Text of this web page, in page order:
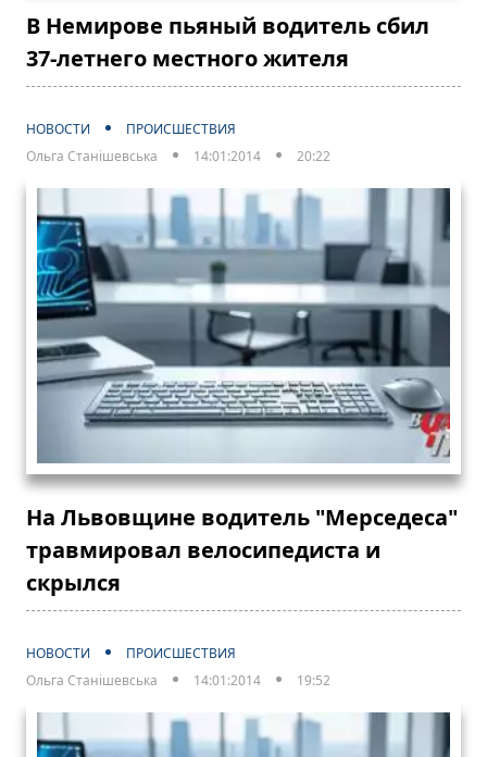
В Немирове пьяный водитель сбил
37-летнего местного жителя
НОВОСТИ
ПРОИСШЕСТВИЯ
Ольга Станішевська
14:01:2014 20:22
На Львовщине водитель "Мерседеса"
травмировал велосипедиста и
скрылся
НОВОСТИ
ПРОИСШЕСТВИЯ
Ольга Станішевська
14:01:2014 19:52